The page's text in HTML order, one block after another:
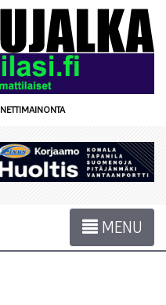
NETTIMAINONTA
MENU